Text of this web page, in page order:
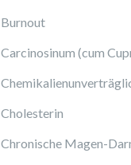
Burnout
Carcinosinum (cum
Cholesterin
Chronische Magen-